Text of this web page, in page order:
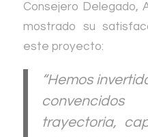
Consejero Delegado,
mostrado su
este proyecto:
“Hemos
trayectoria,